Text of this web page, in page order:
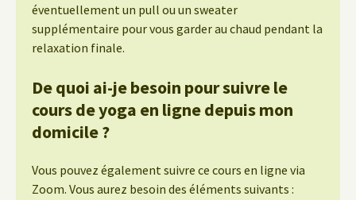
éventuellement un pull ou un sweater
supplémentaire pour vous garder au chaud pendant la
relaxation finale.
De quoi ai-je besoin pour suivre le
cours de yoga en ligne depuis mon
domicile ?
Vous pouvez également suivre ce cours en ligne via
Zoom. Vous aurez besoin des éléments suivants :